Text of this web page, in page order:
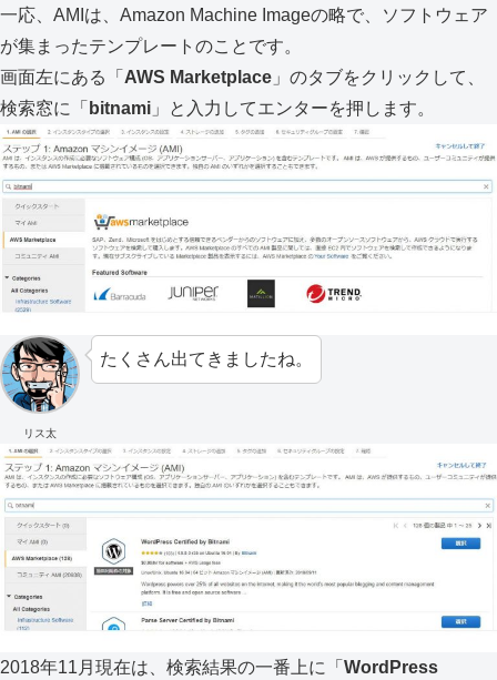
一応、AMIは、Amazon Machine Imageの略で、ソフトウェア
が集まったテンプレートのことです。
画面左にある「 AWS Marketplace 」のタブをクリックして、
検索窓に「 bitnami 」と入力してエンターを押します。
リス太
たくさん出てきましたね。
2018年11月現在は、検索結果の一番上に「 WordPress